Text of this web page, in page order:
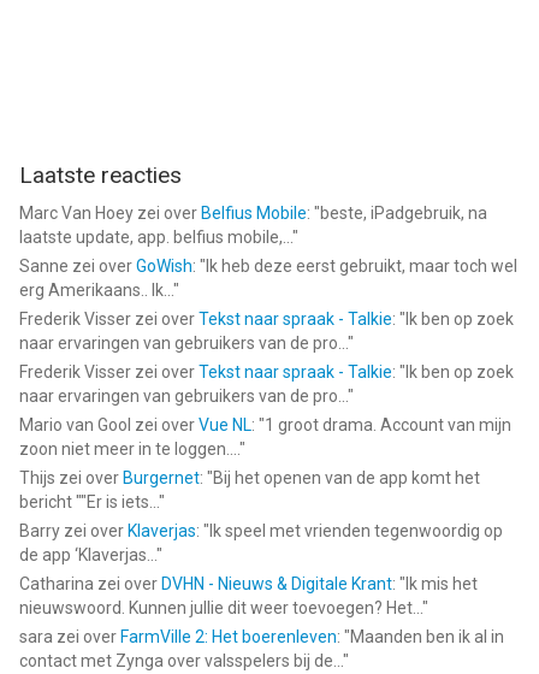
Laatste reacties
Marc Van Hoey zei over Belfius Mobile: "beste, iPadgebruik, na
laatste update, app. belfius mobile,... "
Sanne zei overGoWish: " Ik heb deze eerst gebruikt, maar toch wel
erg Amerikaans.. Ik... "
Frederik Visser zei overTekst naar spraak - Talkie: " Ik ben op zoek
naar ervaringen van gebruikers van de pro... "
Frederik Visser zei overTekst naar spraak - Talkie: " Ik ben op zoek
naar ervaringen van gebruikers van de pro... "
Mario van Gool zei overVue NL: "1 groot drama. Account van mijn
zoon niet meer in te loggen.... "
Thijs zei over Burgernet: "Bij het openen van de app komt het
bericht ""Er is iets... "
Barry zei over Klaverjas: " Ik speel met vrienden tegenwoordig op
de app ‘Klaverjas... "
Catharina zei over DVHN - Nieuws & Digitale Krant: " Ik mis het
nieuwswoord. Kunnen jullie dit weer toevoegen? Het... "
sara zei over FarmVille 2: Het boerenleven: "Maanden ben ik al in
contact met Zynga over valsspelers bij de... "